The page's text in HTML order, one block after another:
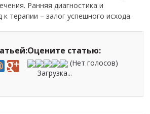
Ранняя диагностика и
терапии – залог успешного исхода.
Оцените статью:
(Нет голосов)
Загрузка...